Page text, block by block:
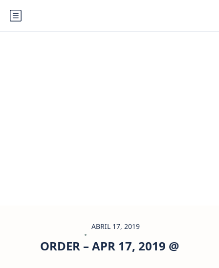
ABRIL 17, 2019
ORDER – APR 17, 2019 @